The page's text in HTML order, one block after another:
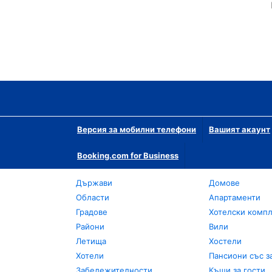
Версия за мобилни телефони Вашият акаунт
Booking.com for Business
Държави
Области
Градове
Райони
Летища
Хотели
Домове
Апартаменти
Хотелски
Вили
Хостели
Пансиони със